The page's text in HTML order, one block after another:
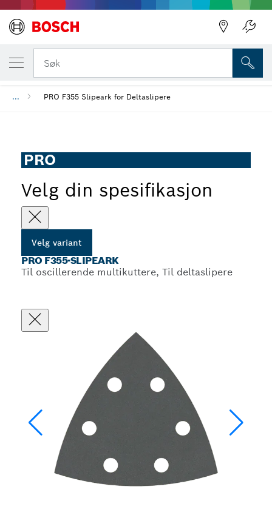
Søk
... PRO F355 Slipeark for Deltaslipere
PRO
Velg din spesifikasjon
Velg variant
PRO F355-SLIPEARK
Til oscillerende multikuttere, Til deltaslipere
DIN VALGTE VARIANT
PRO F355-slipeark